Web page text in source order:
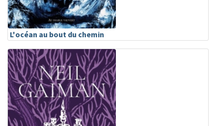
L'océan au bout du chemin